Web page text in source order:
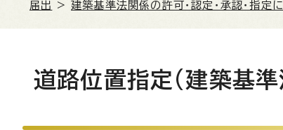
届出
>建築基準法関係の許可・認定・承認・指定
道路位置指定(建築基